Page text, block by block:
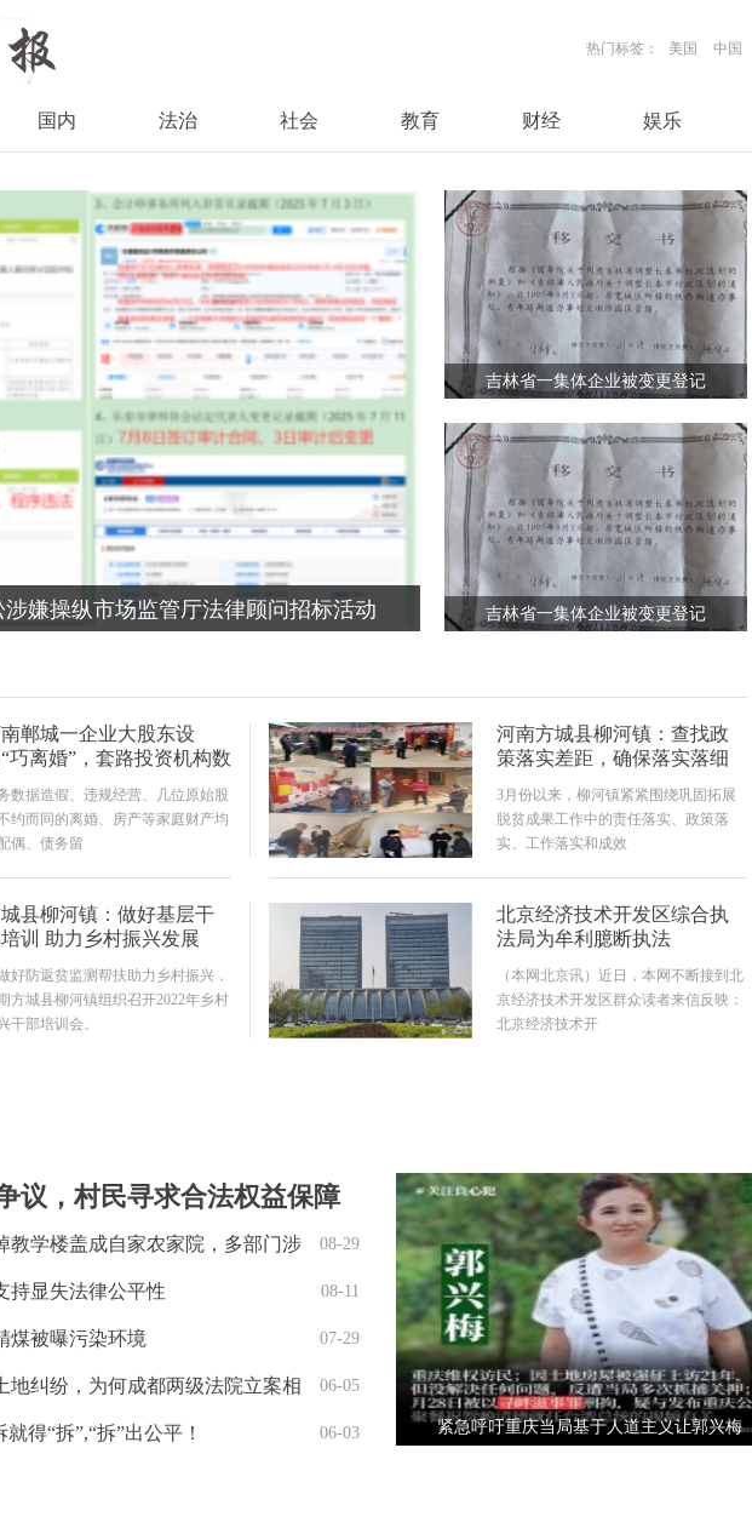
热门标签： 美国 中国
国内 法治 社会 教育 财经 娱乐
嫌操纵市场监管厅法律顾问招标活动
吉林省一集体企业被变更登记
七年未果
吉林省一集体企业被变更登记
郸城一企业大股东设
巧离婚”，套路投资机构数
数据造假、违规经营、几位原始股
约而同的离婚、房产等家庭财产均
偶、债务留
河南方城县柳河镇：查找政
策落实差距，确保落实落细
3月份以来，柳河镇紧紧围绕巩固拓展
脱贫成果工作中的责任落实、政策落
实、工作落实和成效
县柳河镇：做好基层干
训 助力乡村振兴发展
好防返贫监测帮扶助力乡村振兴，
方城县柳河镇组织召开2022年乡村
干部培训会。
北京经济技术开发区综合执
法局为牟利臆断执法
（本网北京讯）近日，本网不断接到北
京经济技术开发区群众读者来信反映：
北京经济技术开
议，村民寻求合法权益保障
08-29
教学楼盖成自家农家院，多部门涉
08-11
持显失法律公平性
07-29
煤被曝污染环境
06-05
地纠纷，为何成都两级法院立案相
06-03
得“拆”,“拆”出公平！
紧急呼吁重庆当局基于人道主义让郭兴梅